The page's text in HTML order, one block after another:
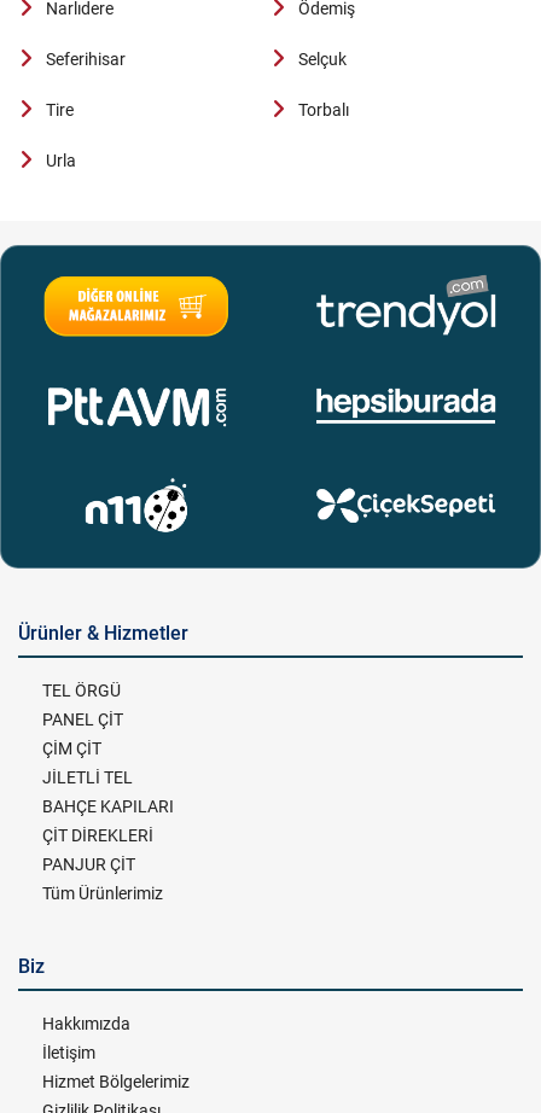
Narlıdere Ödemiş
Seferihisar Selçuk
Tire Torbalı
Urla
Ürünler & Hizmetler
TEL ÖRGÜ
PANEL ÇİT
ÇİM ÇİT
JİLETLİ TEL
BAHÇE KAPILARI
ÇİT DİREKLERİ
PANJUR ÇİT
Tüm Ürünlerimiz
Biz
Hakkımızda
İletişim
Hizmet Bölgelerimiz